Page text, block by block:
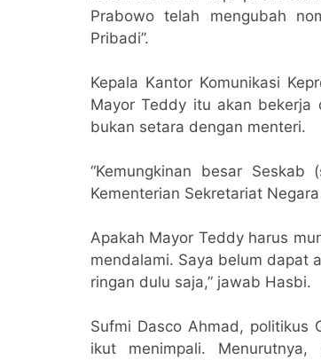
Prabowo telah mengubah
Pribadi”.
Kepala Kantor Komunikasi
Mayor Teddy itu akan bekerja
bukan setara dengan menteri.
“Kemungkinan besar
Kementerian Sekretariat
Apakah Mayor Teddy harus
mendalami. Saya belum dapat
ringan dulu saja,” jawab Hasbi.
Sufmi Dasco Ahmad, politikus
ikut menimpali.